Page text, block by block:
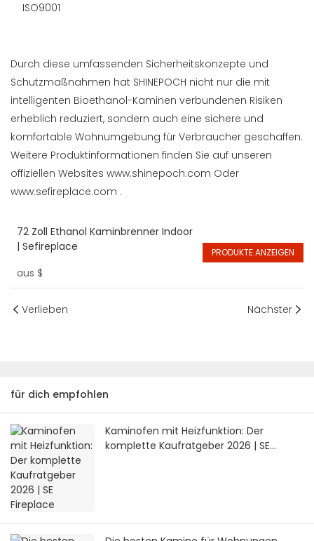
ISO9001
Durch diese umfassenden Sicherheitskonzepte und
Schutzmaßnahmen hat SHINEPOCH nicht nur die mit
intelligenten Bioethanol-Kaminen verbundenen Risiken
erheblich reduziert, sondern auch eine sichere und
komfortable Wohnumgebung für Verbraucher geschaffen.
Weitere Produktinformationen finden Sie auf unseren
offiziellen Websites www.shinepoch.com Oder
www.sefireplace.com .
72 Zoll Ethanol Kaminbrenner Indoor
| Sefireplace
aus $
PRODUKTE ANZEIGEN
Verlieben Nächster
für dich empfohlen
Kaminofen mit Heizfunktion: Der
komplette Kaufratgeber 2026 | SE